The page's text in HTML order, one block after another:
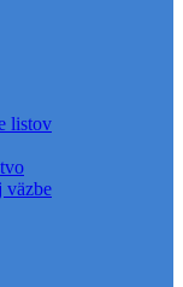
listov
väzbe